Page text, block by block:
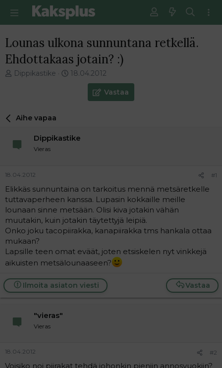
Lounas ulkona sunnuntana retkellä.
Ehdottakaas jotain? :)
V
e
t
n
a
l
o
i
t
t
a
a
Dippikastike
E
i
i
s
t
i
18.04.2012
Vastaa
Aihe vapaa
Dippikastike
Vieras
18.04.2012 #1
Elikkäs sunnuntaina on tarkoitus mennä metsäretkelle
tuttavaperheen kanssa. Lupasin kokkaille meille
lounaan sinne metsään. Olisi kiva jotakin vähän
muutakin, kuin jotakin täytettyjä leipiä.
Onko joku tacopiirakka, kanapiirakka tms hankala ottaa
mukaan?
Lapsille teen omat eväät, joten etsiskelen nyt vinkkejä
aikuisten metsälounaaseen?
Vastaa
Ilmoita asiaton viesti
"vieras"
Vieras
18.04.2012 #2
Voisiko noi piirakat tehdä johonkin pieniin annosvuokiin?